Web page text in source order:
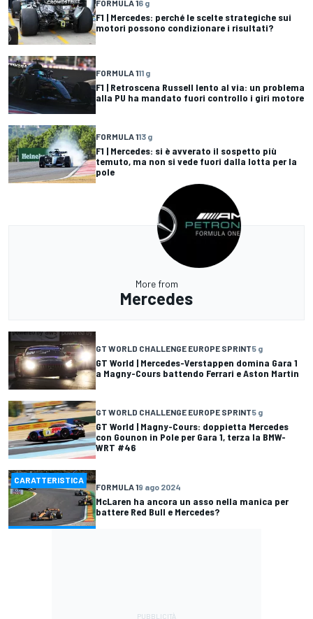
FORMULA 16 g
F1 | Mercedes: perché le scelte strategiche sui
motori possono condizionare i risultati?
FORMULA 111 g
F1 | Retroscena Russell lento al via: un problema
alla PU ha mandato fuori controllo i giri motore
FORMULA 113 g
F1 | Mercedes: si è avverato il sospetto più
temuto, ma non si vede fuori dalla lotta per la
pole
More from
Mercedes
GT WORLD CHALLENGE EUROPE SPRINT5 g
GT World | Mercedes-Verstappen domina Gara 1
a Magny-Cours battendo Ferrari e Aston Martin
GT WORLD CHALLENGE EUROPE SPRINT5 g
GT World | Magny-Cours: doppietta Mercedes
con Gounon in Pole per Gara 1, terza la BMW-
WRT #46
CARATTERISTICA
FORMULA 19 ago 2024
McLaren ha ancora un asso nella manica per
battere Red Bull e Mercedes?